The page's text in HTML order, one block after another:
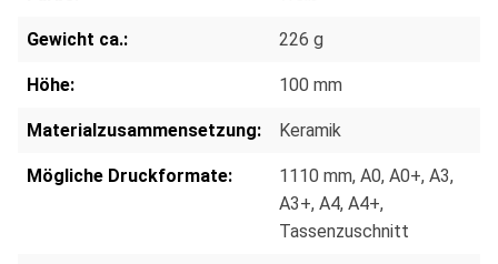
Gewicht ca.: 226 g
Höhe: 100 mm
Materialzusammensetzung: Keramik
Mögliche Druckformate: 1110 mm, A0, A0+, A3,
A3+, A4, A4+,
Tassenzuschnitt